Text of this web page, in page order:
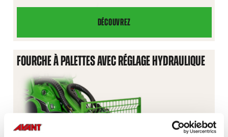
DÉCOUVREZ
FOURCHE
À
PALETTES
FOURCHE À PALETTES AVEC RÉGLAGE HYDRAULIQUE